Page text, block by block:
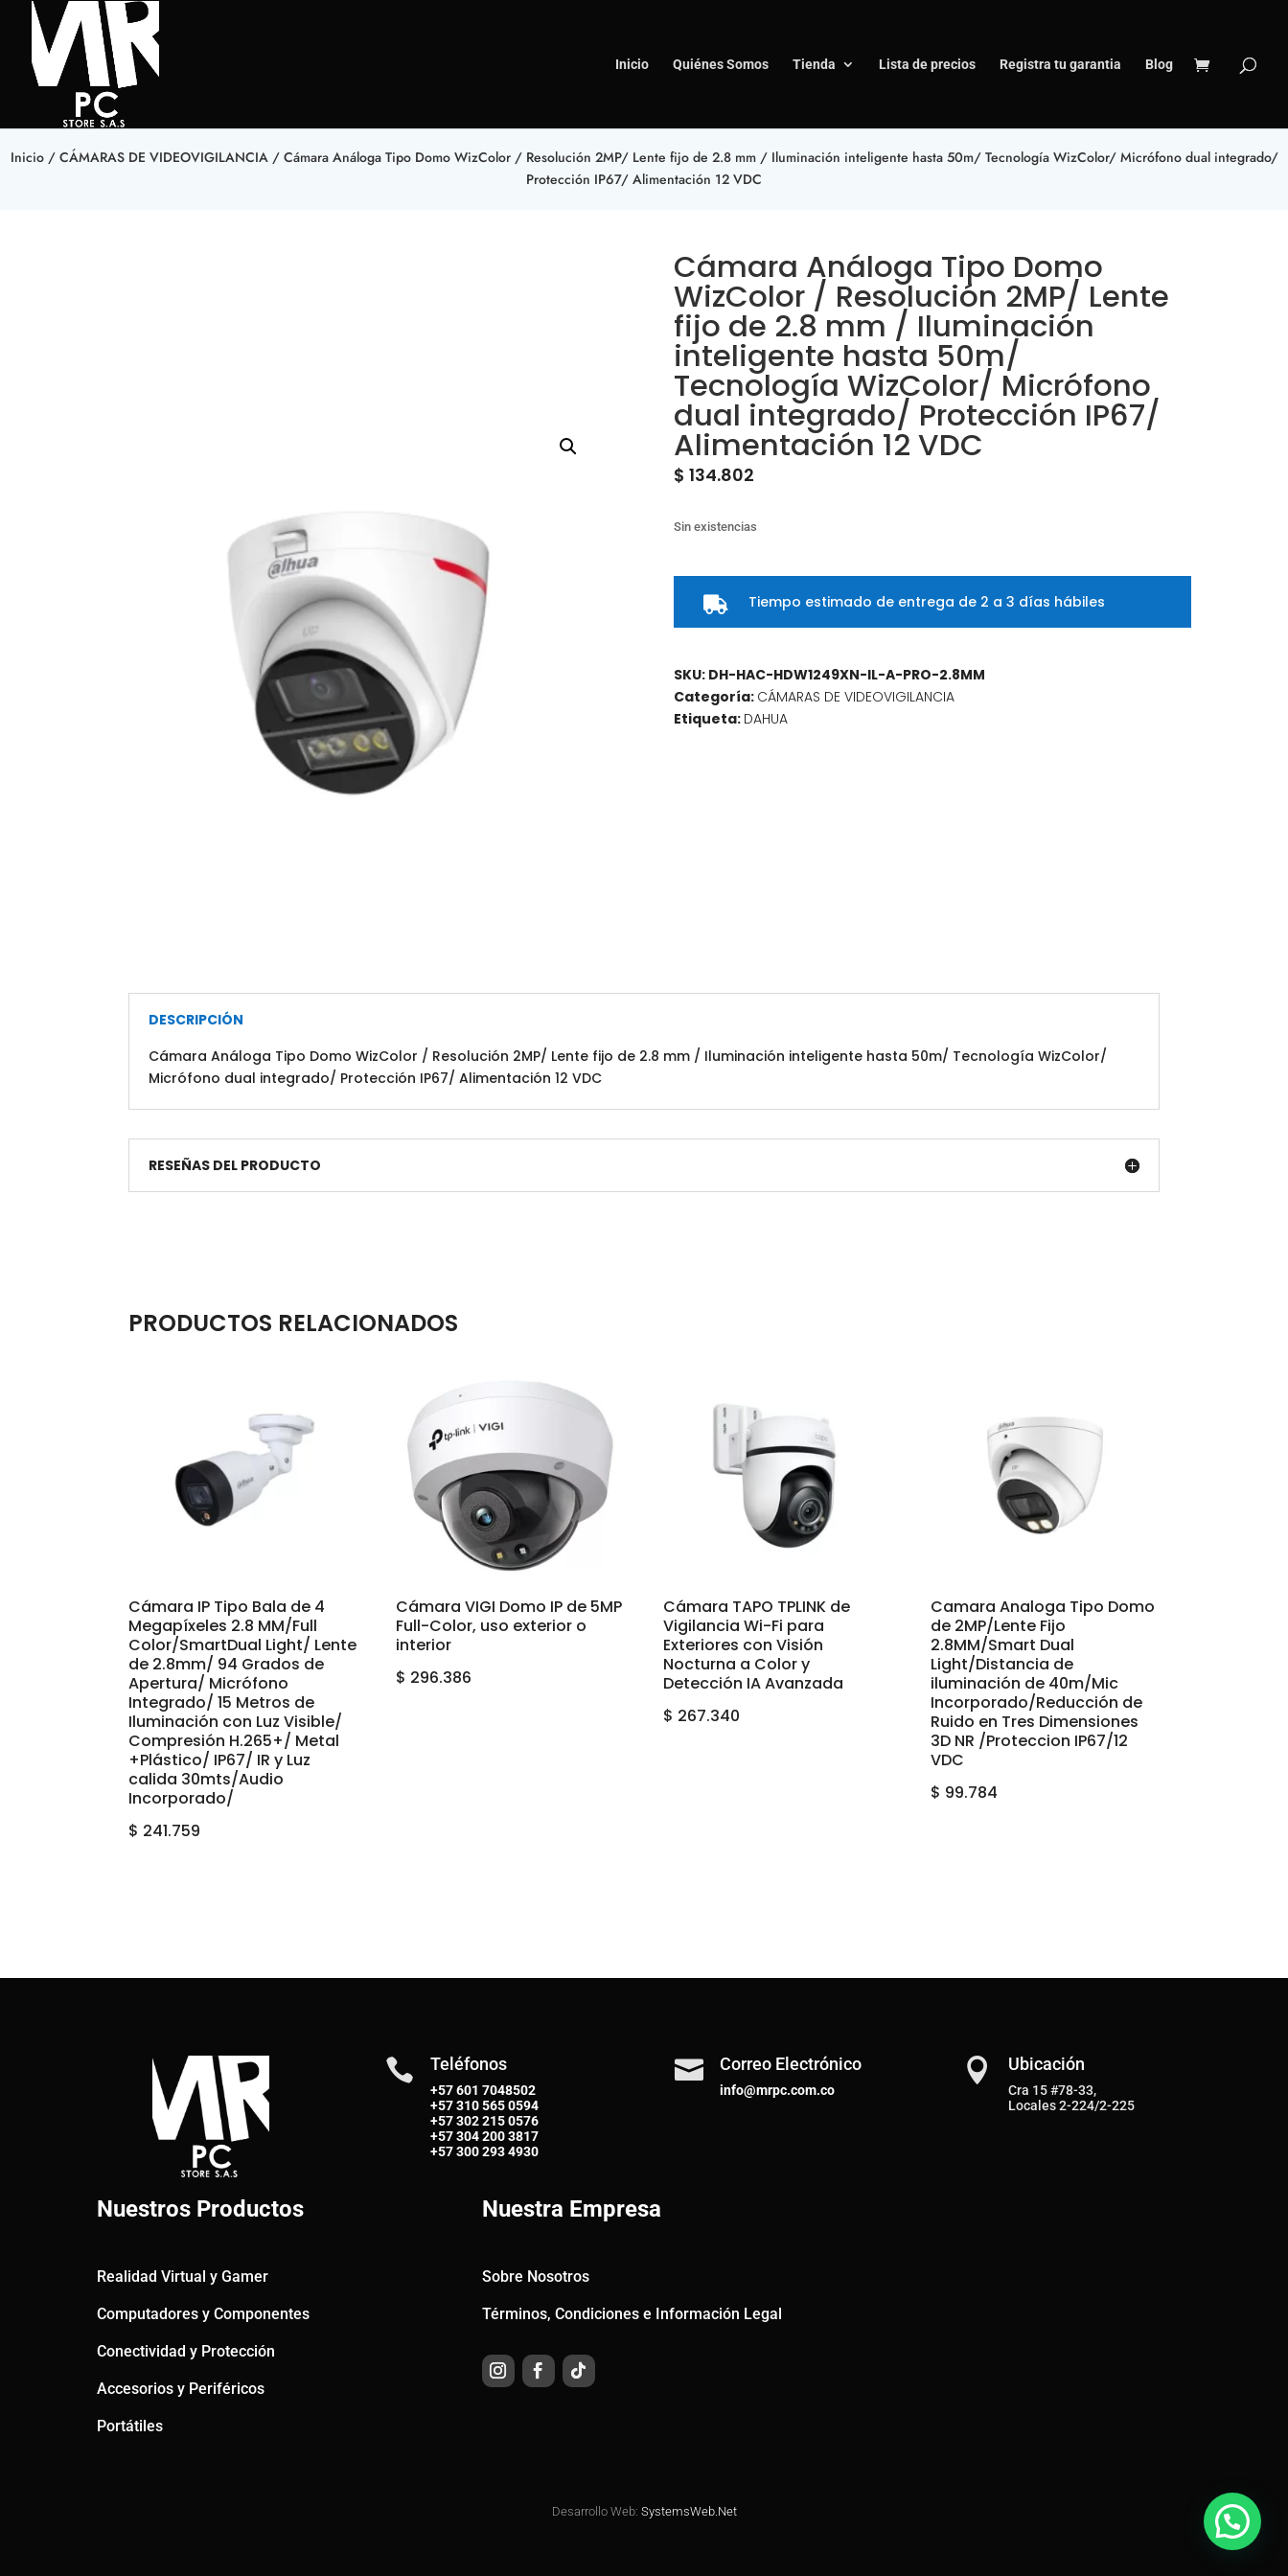
Inicio Quiénes Somos Tienda Lista de precios Registra tu garantia Blog
Inicio/ CÁMARAS DE VIDEOVIGILANCIA/ Cámara Análoga Tipo Domo WizColor / Resolución 2MP/ Lente fijo de 2.8 mm / Iluminación inteligente hasta 50m/ Tecnología WizColor/ Micrófono dual integrado/
Protección IP67/ Alimentación 12 VDC
Cámara Análoga Tipo Domo
WizColor / Resolución 2MP/ Lente
fijo de 2.8 mm / Iluminación
inteligente hasta 50m/
Tecnología WizColor/ Micrófono
dual integrado/ Protección IP67/
Alimentación 12 VDC
$ 134.802
Sin existencias
 Tiempo estimado de entrega de 2 a 3 días hábiles
SKU: DH-HAC-HDW1249XN-IL-A-PRO-2.8MM
Categoría: CÁMARAS DE VIDEOVIGILANCIA
Etiqueta: DAHUA
DESCRIPCIÓN
Cámara Análoga Tipo Domo WizColor / Resolución 2MP/ Lente fijo de 2.8 mm / Iluminación inteligente hasta 50m/ Tecnología WizColor/
Micrófono dual integrado/ Protección IP67/ Alimentación 12 VDC
RESEÑAS DEL PRODUCTO
PRODUCTOS RELACIONADOS
Cámara IP Tipo Bala de 4
Megapíxeles 2.8 MM/Full
Color/SmartDual Light/ Lente
de 2.8mm/ 94 Grados de
Apertura/ Micrófono
Integrado/ 15 Metros de
Iluminación con Luz Visible/
Compresión H.265+/ Metal
+Plástico/ IP67/ IR y Luz
calida 30mts/Audio
Incorporado/
$ 241.759
Cámara VIGI Domo IP de 5MP
Full-Color, uso exterior o
interior
$ 296.386
Cámara TAPO TPLINK de
Vigilancia Wi-Fi para
Exteriores con Visión
Nocturna a Color y
Detección IA Avanzada
$ 267.340
Camara Analoga Tipo Domo
de 2MP/Lente Fijo
2.8MM/Smart Dual
Light/Distancia de
iluminación de 40m/Mic
Incorporado/Reducción de
Ruido en Tres Dimensiones
3D NR /Proteccion IP67/12
VDC
$ 99.784
 Teléfonos
+57 601 7048502
+57310 565 0594
+57302 215 0576
+57304 200 3817
+57300 293 4930
 Correo Electrónico
info@mrpc.com.co
 Ubicación
Cra 15 #78-33,
Locales 2-224/2-225
Nuestros Productos
Realidad Virtual y Gamer
Computadores y Componentes
Conectividad y Protección
Accesorios y Periféricos
Portátiles
Nuestra Empresa
Sobre Nosotros
Términos, Condiciones e Información Legal
Desarrollo Web: SystemsWeb.Net